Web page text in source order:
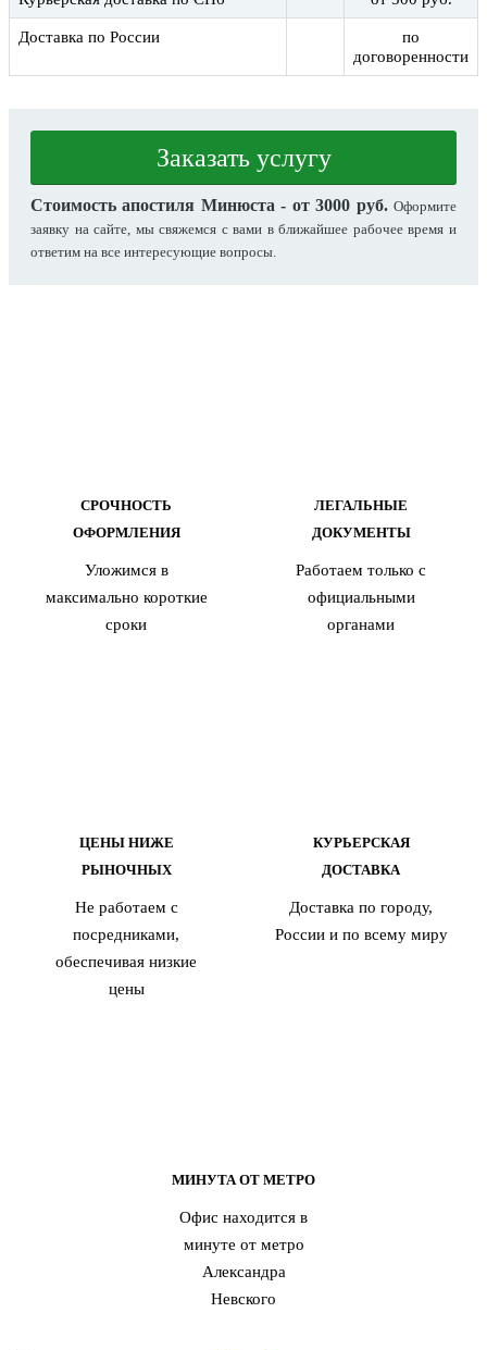
Доставка по России
по
договоренности
Заказать услугу
Стоимость апостиля Минюста - от 3000 руб. Оформите
заявку на сайте, мы свяжемся с вами в ближайшее рабочее время и
ответим на все интересующие вопросы.
СРОЧНОСТЬ
ОФОРМЛЕНИЯ
Уложимся в
максимально короткие
сроки
ЛЕГАЛЬНЫЕ
ДОКУМЕНТЫ
Работаем только с
официальными
органами
ЦЕНЫ НИЖЕ
РЫНОЧНЫХ
Не работаем с
посредниками,
обеспечивая низкие
цены
КУРЬЕРСКАЯ
ДОСТАВКА
Доставка по городу,
России и по всему миру
МИНУТА ОТ МЕТРО
Офис находится в
минуте от метро
Александра
Невского